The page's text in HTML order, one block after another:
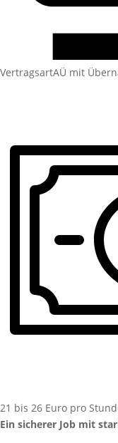
VertragsartAÜ mit
21 bis 26 Euro pro
Ein sicherer Job mit